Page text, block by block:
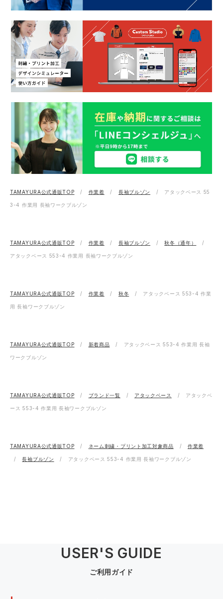
TAMAYURA公式通販TOP 作業着 長袖ブルゾン アタックベース 55
3-4 作業用 長袖ワークブルゾン
TAMAYURA公式通販TOP 作業着 長袖ブルゾン 秋冬（通年）
アタックベース 553-4 作業用 長袖ワークブルゾン
TAMAYURA公式通販TOP 作業着 秋冬 アタックベース 553-4 作業
用 長袖ワークブルゾン
TAMAYURA公式通販TOP 新着商品 アタックベース 553-4 作業用 長袖
ワークブルゾン
TAMAYURA公式通販TOP ブランド一覧 アタックベース アタックベ
ース 553-4 作業用 長袖ワークブルゾン
TAMAYURA公式通販TOP ネーム刺繍・プリント加工対象商品 作業着
長袖ブルゾン アタックベース 553-4 作業用 長袖ワークブルゾン
USER'S GUIDE
ご利用ガイド